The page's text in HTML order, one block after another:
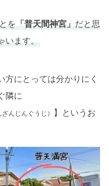
を 「普天間神宮」 だと思
ます。
方にとっては分かりにく
隣に
んじんぐうじ）
】というお